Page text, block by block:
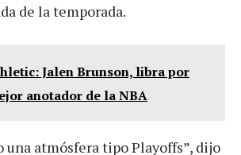
de la temporada.
Jalen Brunson, libra por
anotador de la NBA
una atmósfera tipo Playoffs”, dijo